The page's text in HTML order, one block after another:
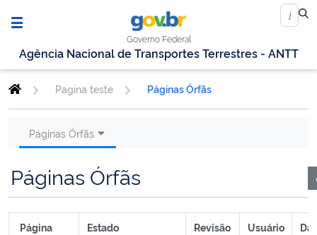
Governo Federal
Agência Nacional de Transportes Terrestres - ANTT
Pagina teste Páginas Órfãs
Páginas Órfãs
Páginas Órfãs
Página Estado Revisão Usuário